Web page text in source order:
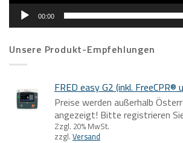
00:00
Unsere Produkt-Empfehlungen
FRED easy G2 (inkl. FreeCPR®
Preise werden außerhalb
angezeigt! Bitte registrieren
Zzgl. 20% MwSt.
zzgl. Versand